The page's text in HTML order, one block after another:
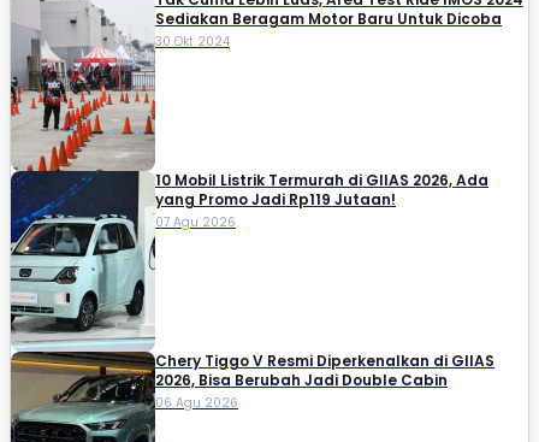
Sediakan Beragam Motor Baru Untuk Dicoba
30 Okt 2024
10 Mobil Listrik Termurah di GIIAS 2026, Ada
yang Promo Jadi Rp119 Jutaan!
07 Agu 2026
Chery Tiggo V Resmi Diperkenalkan di GIIAS
2026, Bisa Berubah Jadi Double Cabin
06 Agu 2026